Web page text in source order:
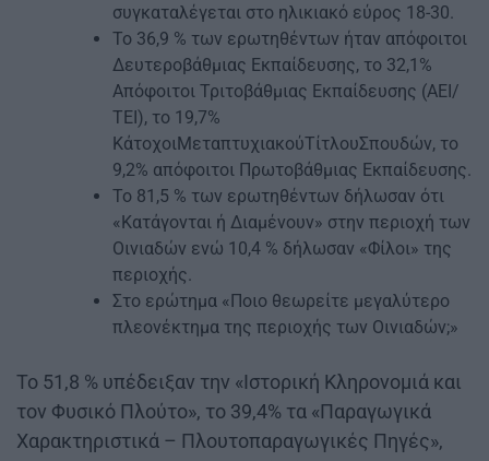
συγκαταλέγεται στο ηλικιακό εύρος 18-30.
Το 36,9 % των ερωτηθέντων ήταν απόφοιτοι
Δευτεροβάθμιας Εκπαίδευσης, το 32,1%
Απόφοιτοι Τριτοβάθμιας Εκπαίδευσης (ΑΕΙ/
ΤΕΙ), το 19,7%
ΚάτοχοιΜεταπτυχιακούΤίτλουΣπουδών, το
9,2% απόφοιτοι Πρωτοβάθμιας Εκπαίδευσης.
Το 81,5 % των ερωτηθέντων δήλωσαν ότι
«Κατάγονται ή Διαμένουν» στην περιοχή των
Οινιαδών ενώ 10,4 % δήλωσαν «Φίλοι» της
περιοχής.
Στο ερώτημα «Ποιο θεωρείτε μεγαλύτερο
πλεονέκτημα της περιοχής των Οινιαδών;»
Το 51,8 % υπέδειξαν την «Ιστορική Κληρονομιά και
τον Φυσικό Πλούτο», το 39,4% τα «Παραγωγικά
Χαρακτηριστικά – Πλουτοπαραγωγικές Πηγές»,